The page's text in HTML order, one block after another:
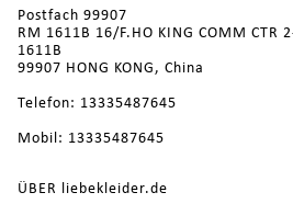
Postfach 99907
RM 1611B 16/F.HO KING COMM CTR
1611B
99907 HONG KONG, China
Telefon: 13335487645
Mobil: 13335487645
ÜBER liebekleider.de